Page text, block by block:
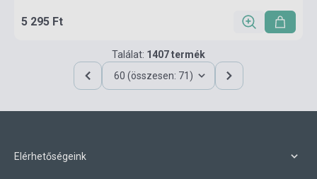
5 295 Ft
Találat: 1407 termék
60 (összesen: 71)
Elérhetőségeink